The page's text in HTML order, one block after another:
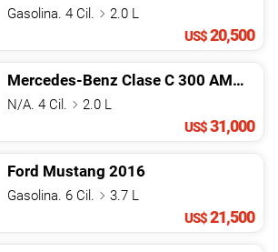
Gasolina. 4 Cil.
2.0 L
US$20,500
Mercedes-Benz Clase C 300 AMG SPORT PACKAGE
N/A. 4 Cil.
2.0 L
US$31,000
Ford Mustang 2016
Gasolina. 6 Cil.
3.7 L
US$21,500